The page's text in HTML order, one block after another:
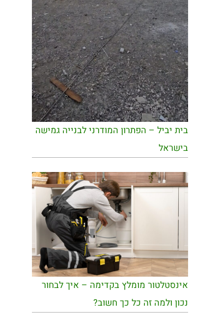
בית יביל – הפתרון המודרני לבנייה גמישה
בישראל
אינסטלטור מומלץ בקדימה – איך לבחור
נכון ולמה זה כל כך חשוב?